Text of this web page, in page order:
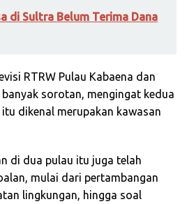
di Sultra Belum Terima Dana
RTRW Pulau Kabaena dan
sorotan, mengingat kedua
dikenal merupakan kawasan
di dua pulau itu juga telah
mulai dari pertambangan
lingkungan, hingga soal